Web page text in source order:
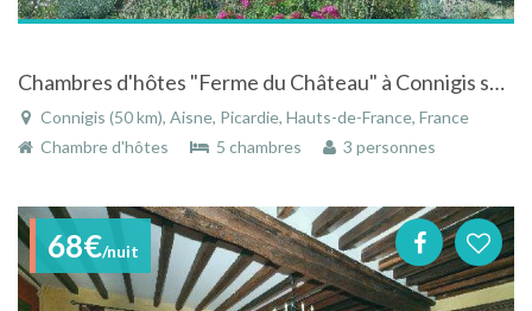
Chambres d'hôtes "Ferme du Château" à Connigis sur la Route touristique du Champagne
Connigis (50 km), Aisne, Picardie, Hauts-de-France, France
Chambre d'hôtes
5 chambres 3 personnes
68€/nuit